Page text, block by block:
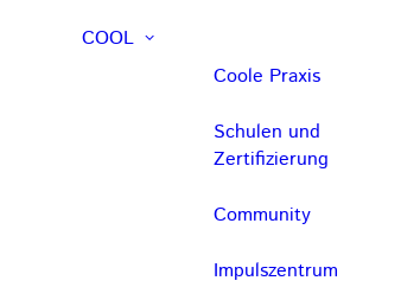
COOL
Coole Praxis
Schulen und
Zertifizierung
Community
Impulszentrum